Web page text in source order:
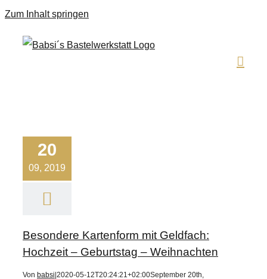
Zum Inhalt springen
20
09, 2019
Besondere Kartenform mit Geldfach:
Hochzeit – Geburtstag – Weihnachten
Von babsi 2020-05-12T20:24:21+02:00September 20th,